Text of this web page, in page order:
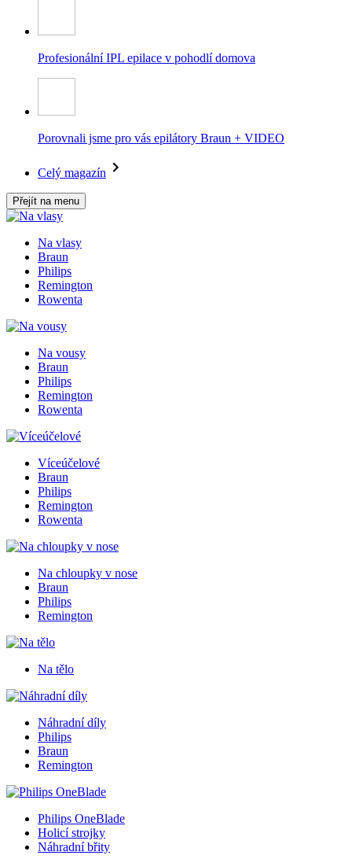
Profesionální IPL epilace v pohodlí domova
Porovnali jsme pro vás epilátory Braun + VIDEO
Celý magazín
Přejít na menu
Na vlasy
Braun
Philips
Remington
Rowenta
Na vousy
Braun
Philips
Remington
Rowenta
Víceúčelové
Braun
Philips
Remington
Rowenta
Na chloupky v nose
Braun
Philips
Remington
Na tělo
Náhradní díly
Philips
Braun
Remington
Philips OneBlade
Holicí strojky
Náhradní břity